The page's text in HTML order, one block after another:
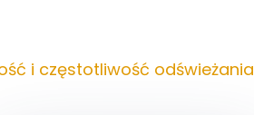
i częstotliwość odświeżania